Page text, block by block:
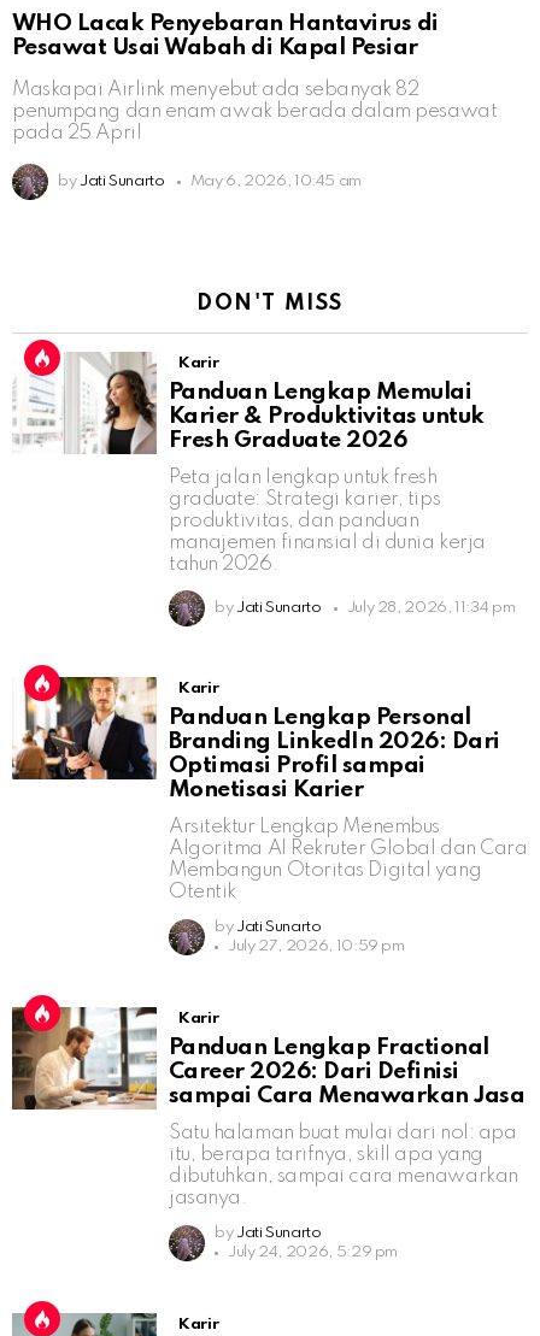
WHO Lacak Penyebaran Hantavirus di
Pesawat Usai Wabah di Kapal Pesiar
Maskapai Airlink menyebut ada sebanyak 82
penumpang dan enam awak berada dalam pesawat
pada 25 April
by Jati Sunarto May 6, 2026, 10:45 am
DON'T MISS
Karir
Panduan Lengkap Memulai
Karier & Produktivitas untuk
Fresh Graduate 2026
Peta jalan lengkap untuk fresh
graduate: Strategi karier, tips
produktivitas, dan panduan
manajemen finansial di dunia kerja
tahun 2026.
by Jati Sunarto July 28, 2026, 11:34 pm
Karir
Panduan Lengkap Personal
Branding LinkedIn 2026: Dari
Optimasi Profil sampai
Monetisasi Karier
Arsitektur Lengkap Menembus
Algoritma AI Rekruter Global dan Cara
Membangun Otoritas Digital yang
Otentik
by Jati Sunarto
July 27, 2026, 10:59 pm
Karir
Panduan Lengkap Fractional
Career 2026: Dari Definisi
sampai Cara Menawarkan Jasa
Satu halaman buat mulai dari nol: apa
itu, berapa tarifnya, skill apa yang
dibutuhkan, sampai cara menawarkan
jasanya.
by Jati Sunarto
July 24, 2026, 5:29 pm
Karir